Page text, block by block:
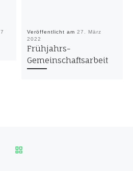
Veröffentlicht am27. März
2022
Frühjahrs-
Gemeinschaftsarbeit